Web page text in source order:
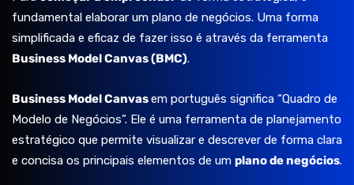
fundamental elaborar um plano de negócios. Uma forma
simplificada e eficaz de fazer isso é através da ferramenta
Business Model Canvas (BMC).
Business Model Canvasem português significa “Quadro de
Modelo de Negócios”. Ele é uma ferramenta de planejamento
estratégico que permite visualizar e descrever de forma clara
e concisa os principais elementos de um plano de negócios.